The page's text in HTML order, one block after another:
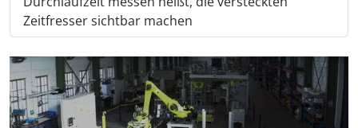
Zeitfresser sichtbar machen